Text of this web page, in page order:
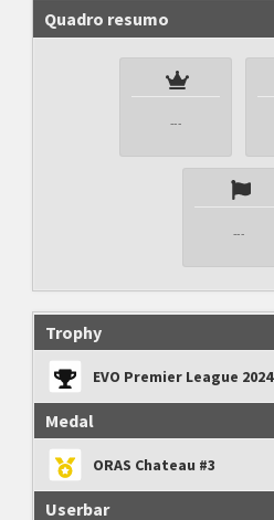
Quadro resumo
---
---
Trophy
EVO Premier League 2024
Medal
ORAS Chateau #3
Userbar